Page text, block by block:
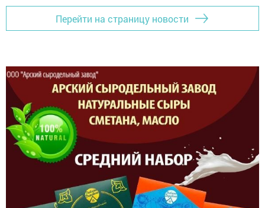
Перейти на страницу новости